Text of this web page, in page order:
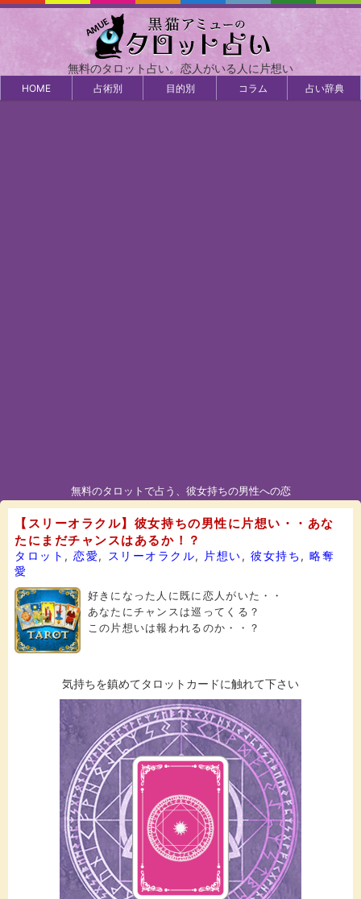
無料のタロット占い。恋人がいる人に片想い
HOME 占術別 目的別 コラム 占い辞典
無料のタロットで占う、彼女持ちの男性への恋
【スリーオラクル】彼女持ちの男性に片想い・・あな
たにまだチャンスはあるか！？
タロット ,恋愛, スリーオラクル, 片想い,彼女持ち,略奪
愛
好きになった人に既に恋人がいた・・
あなたにチャンスは巡ってくる？
この片想いは報われるのか・・？
気持ちを鎮めてタロットカードに触れて下さい